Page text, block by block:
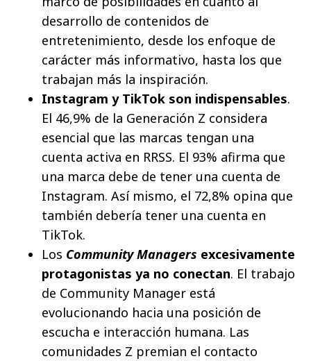
desarrollo de contenidos de
entretenimiento, desde los enfoque de
carácter más informativo, hasta los que
trabajan más la inspiración.
Instagram y TikTok son indispensables.
El 46,9% de la Generación Z considera
esencial que las marcas tengan una
cuenta activa en RRSS. El 93% afirma que
una marca debe de tener una cuenta de
Instagram. Así mismo, el 72,8% opina que
también debería tener una cuenta en
TikTok.
Los Community Managers excesivamente
protagonistas ya no conectan. El trabajo
de Community Manager está
evolucionando hacia una posición de
escucha e interacción humana. Las
comunidades Z premian el contacto